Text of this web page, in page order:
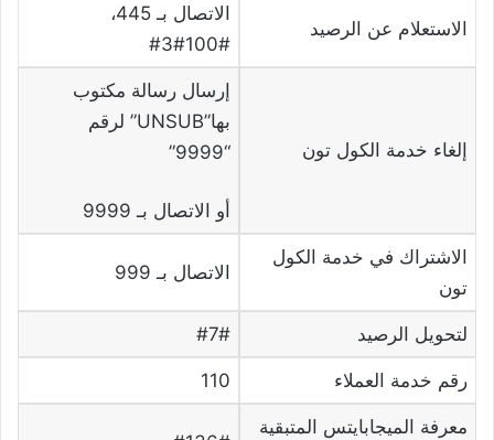
الاستعلام عن الرصيد
الاتصال بـ 445،
#100#3#
إلغاء خدمة الكول تون
إرسال رسالة مكتوب
بها”UNSUB” لرقم
“9999”
أو الاتصال بـ 9999
الاشتراك في خدمة الكول
تون
الاتصال بـ 999
لتحويل الرصيد #7#
رقم خدمة العملاء 110
معرفة الميجابايتس المتبقية